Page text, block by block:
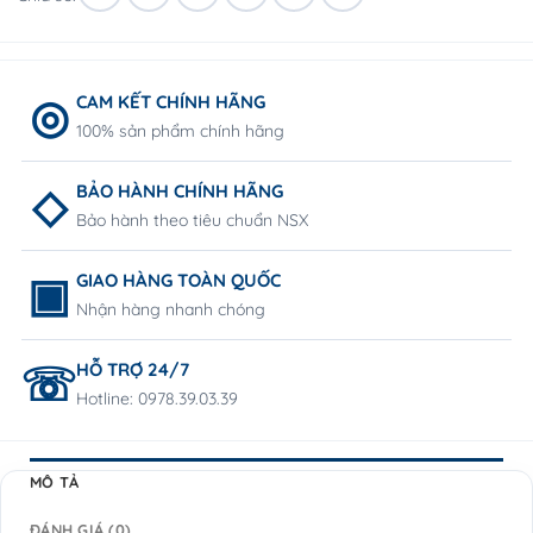
CAM KẾT CHÍNH HÃNG
100% sản phẩm chính hãng
BẢO HÀNH CHÍNH HÃNG
Bảo hành theo tiêu chuẩn NSX
GIAO HÀNG TOÀN QUỐC
Nhận hàng nhanh chóng
HỖ TRỢ 24/7
Hotline: 0978.39.03.39
MÔ TẢ